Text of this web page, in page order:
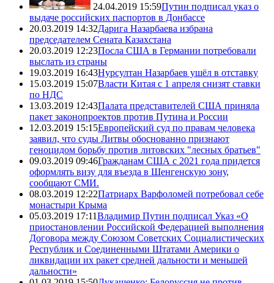
24.04.2019 15:59Путин подписал указ о
выдаче российских паспортов в Донбассе
20.03.2019 14:32Дарига Назарбаева избрана
председателем Сената Казахстана
20.03.2019 12:23Посла США в Германии потребовали
выслать из страны
19.03.2019 16:43Нурсултан Назарбаев ушёл в отставку
15.03.2019 15:07Власти Китая с 1 апреля снизят ставки
по НДС
13.03.2019 12:43Палата представителей США приняла
пакет законопроектов против Путина и России
12.03.2019 15:15Европейский суд по правам человека
заявил, что суды Литвы обоснованно признают
геноцидом борьбу против литовских "лесных братьев"
09.03.2019 09:46Гражданам США с 2021 года придется
оформлять визу для въезда в Шенгенскую зону,
сообщают СМИ.
08.03.2019 12:22Патриарх Варфоломей потребовал себе
монастыри Крыма
05.03.2019 17:11Владимир Путин подписал Указ «О
приостановлении Российской Федерацией выполнения
Договора между Союзом Советских Социалистических
Республик и Соединенными Штатами Америки о
ликвидации их ракет средней дальности и меньшей
дальности»